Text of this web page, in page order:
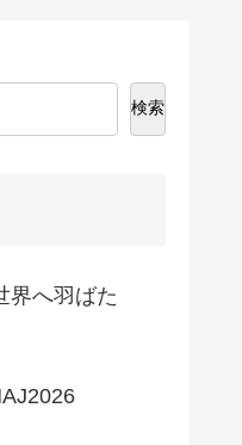
検索
へ羽ばた